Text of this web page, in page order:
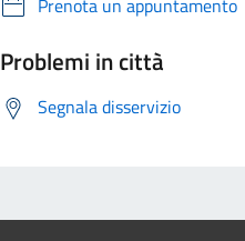
Problemi in città
Segnala disservizio